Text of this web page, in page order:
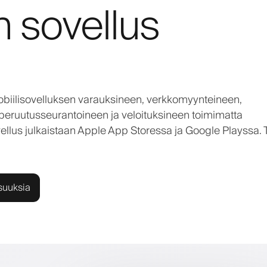
sovellus
varauksineen, verkkomyynteineen,
ja veloituksineen toimimatta
julkaistaan Apple App Storessa ja Google Playssa.